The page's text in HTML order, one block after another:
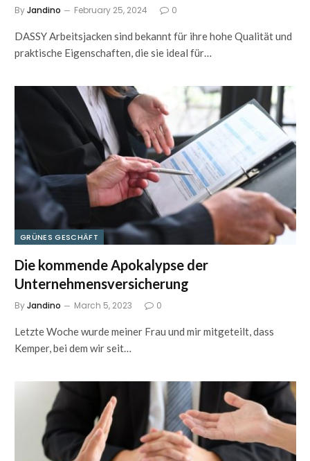
ByJandino February 25, 2024 0
DASSY Arbeitsjacken sind bekannt für ihre hohe Qualität und
praktische Eigenschaften, die sie ideal für…
GRÜNES GESCHÄFT
Die kommende Apokalypse der
Unternehmensversicherung
ByJandino March 5, 2023 0
Letzte Woche wurde meiner Frau und mir mitgeteilt, dass
Kemper, bei dem wir seit…